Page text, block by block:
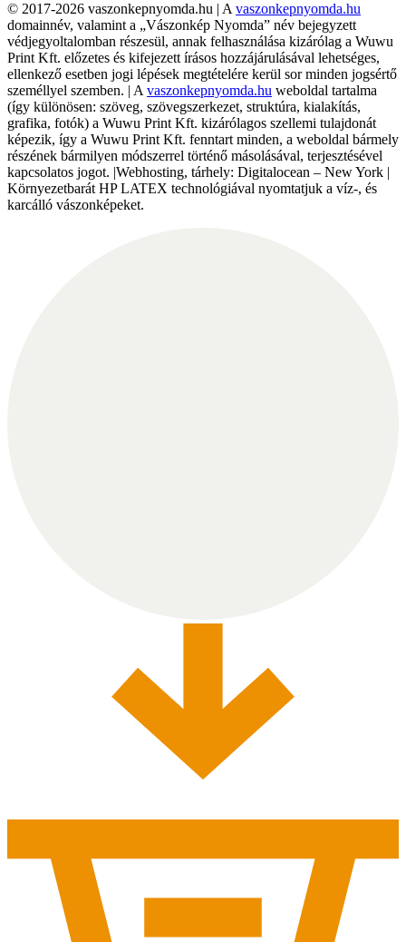
© 2017-2026 vaszonkepnyomda.hu | A vaszonkepnyomda.hu
domainnév, valamint a „Vászonkép Nyomda” név bejegyzett
védjegyoltalomban részesül, annak felhasználása kizárólag a Wuwu
Print Kft. előzetes és kifejezett írásos hozzájárulásával lehetséges,
ellenkező esetben jogi lépések megtételére kerül sor minden jogsértő
személlyel szemben. | A vaszonkepnyomda.hu weboldal tartalma
(így különösen: szöveg, szövegszerkezet, struktúra, kialakítás,
grafika, fotók) a Wuwu Print Kft. kizárólagos szellemi tulajdonát
képezik, így a Wuwu Print Kft. fenntart minden, a weboldal bármely
részének bármilyen módszerrel történő másolásával, terjesztésével
kapcsolatos jogot. |Webhosting, tárhely: Digitalocean – New York |
Környezetbarát HP LATEX technológiával nyomtatjuk a víz-, és
karcálló vászonképeket.